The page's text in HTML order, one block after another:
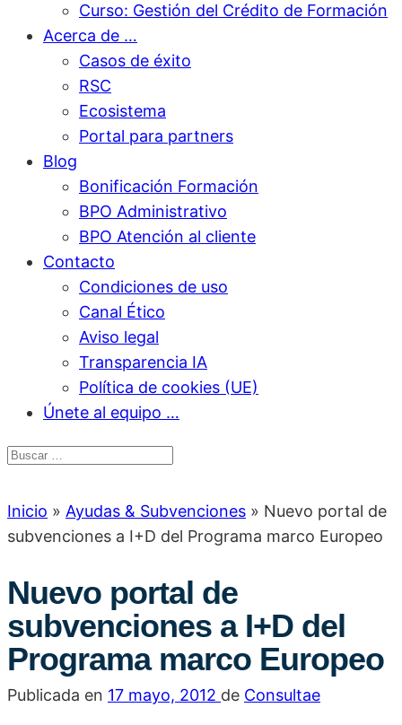
Curso: Gestión del Crédito de Formación
Acerca de …
Casos de éxito
RSC
Ecosistema
Portal para partners
Blog
Bonificación Formación
BPO Administrativo
BPO Atención al cliente
Contacto
Condiciones de uso
Canal Ético
Aviso legal
Transparencia IA
Política de cookies (UE)
Únete al equipo …
Inicio » Ayudas & Subvenciones » Nuevo portal de
subvenciones a I+D del Programa marco Europeo
Nuevo portal de
subvenciones a I+D del
Programa marco Europeo
Publicada en 17 mayo, 2012 de Consultae